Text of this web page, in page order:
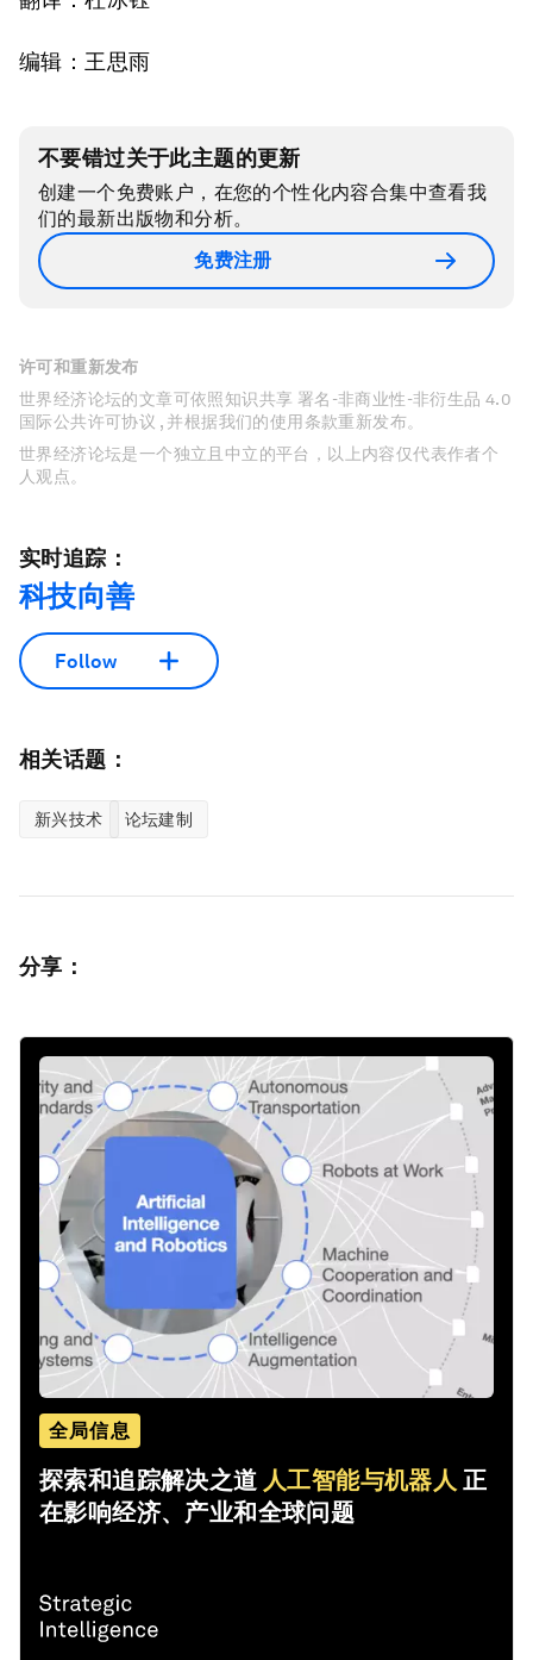
编辑：王思雨
不要错过关于此主题的更新
创建一个免费账户，在您的个性化内容合集中查看我
们的最新出版物和分析。
免费注册
许可和重新发布
世界经济论坛的文章可依照知识共享 署名-非商业性-非衍生品 4.0
国际公共许可协议 , 并根据我们的使用条款重新发布。
世界经济论坛是一个独立且中立的平台，以上内容仅代表作者个
人观点。
实时追踪：
科技向善
Follow
相关话题：
新兴技术 论坛建制
分享：
全局信息
探索和追踪解决之道 人工智能与机器人 正
在影响经济、产业和全球问题